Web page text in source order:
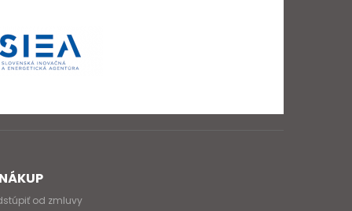
NÁKUP
od zmluvy